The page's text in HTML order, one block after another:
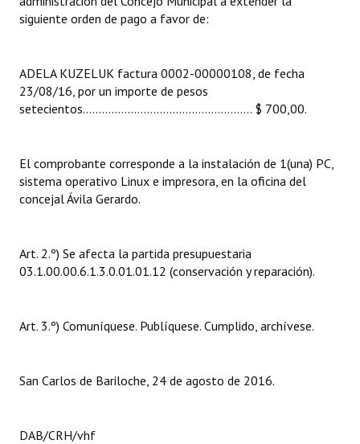
Resoluciones de Presidencia
Antiguos Pobladores
Registros y Distinciones
Datos Históricos
Audiencias Públicas - Registro
Periodistas Decanos - Registro
Banca del Vecino - Registro
siguiente orden de pago a favor de:
ADELA KUZELUK factura 0002-00000108, de fecha
23/08/16, por un importe de pesos
setecientos..................................................... $ 700,00.
El comprobante corresponde a la instalación de 1(una) PC,
sistema operativo Linux e impresora, en la oficina del
concejal Ávila Gerardo.
Art. 2.º) Se afecta la partida presupuestaria
03.1.00.00.6.1.3.0.01.01.12 (conservación y reparación).
Art. 3.º) Comuníquese. Publíquese. Cumplido, archívese.
San Carlos de Bariloche, 24 de agosto de 2016.
DAB/CRH/vhf